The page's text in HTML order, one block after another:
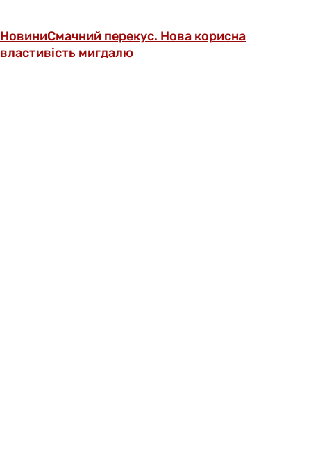
НовиниСмачний перекус. Нова корисна
властивість мигдалю